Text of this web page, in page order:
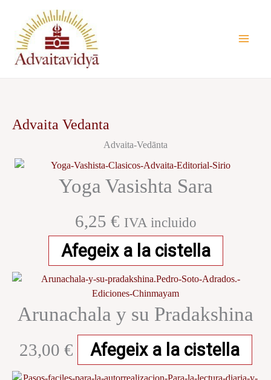
contingut
Advaita Vedanta
Advaita-Vedānta
Yoga Vasishta Sara
6,25 € IVA incluido
Afegeix a la cistella
Arunachala y su Pradakshina
23,00 € Afegeix a la cistella